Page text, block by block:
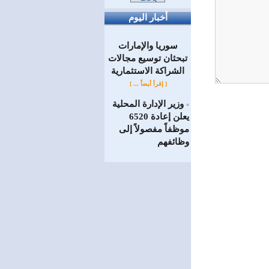
أخبار اليوم
سوريا والإمارات
تبحثان توسيع مجالات
الشراكة الاستثمارية
[ إقرأ أيضاً ... ]
= وزير الإدارة المحلية
يعلن إعادة 6520
موظفاً مفصولاً إلى
‏وظائفهم